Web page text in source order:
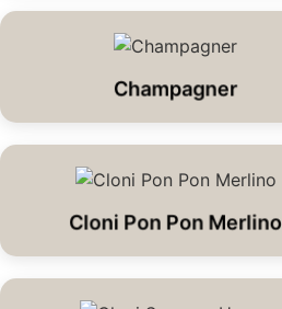
Champagner
Cloni Pon Pon Merlino